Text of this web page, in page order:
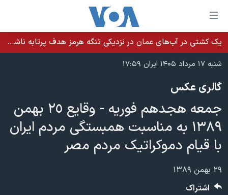
لینکهای
قابل
دسترسی
جهش
محتوای
جهش
به
صفحه
اصلی
جهش
به
خانه
نسخه سبک وب‌سایت
موضوع ها
ایران
آمریکا
جهان
برنامه های تلویزیونی
جدول برنامه ها
صفحه‌های ویژه
فرکانس‌های صدای آمریکا
پخش رادیویی
یک کشتی در آب‌های عمان در نزدیکی تنگه هرمز هدف پرتابه ناشناس قرار گرفت
شنبه ۱۷ مرداد ۱۴۰۵ ایران ۱۷:۵۹
گالری عکس
جمعه هجدهم فوریه - وقایع ٢٥ بهمن
۱۳۸۹ به مناسبت همبستگی مردم ایران
با قیام دموکراتیک مردم مصر
۲۹ بهمن ۱۳۸۹
اشتراک